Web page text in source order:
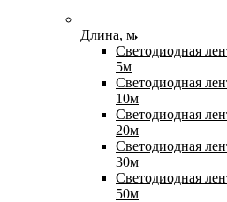
Длина, м
Светодиодная
5м
Светодиодная
10м
Светодиодная
20м
Светодиодная
30м
Светодиодная
50м